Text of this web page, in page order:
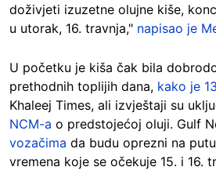
doživjeti izuzetne olujne kiše,
u utorak, 16. travnja," napisao je
U početku je kiša čak bila
prethodnih toplijih dana, kako je
Khaleej Times, ali izvještaji su
NCM-a o predstojećoj oluji. Gulf
vozačima da budu oprezni na
vremena koje se očekuje 15. i 16.